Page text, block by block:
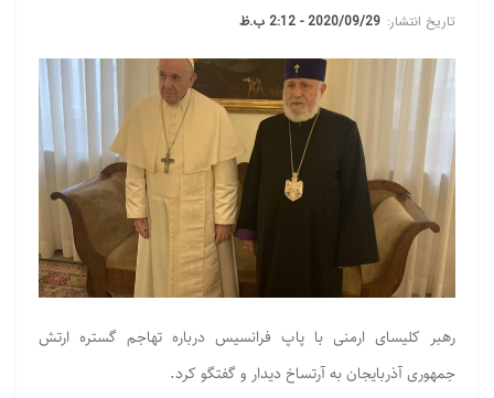
تاریخ انتشار: 2020/09/29 - 2:12 ب.ظ
رهبر كلیسای ارمنی با پاپ فرانسیس درباره تهاجم گستره ارتش
جمهوری آذربایجان به آرتساخ دیدار و گفتگو کرد.